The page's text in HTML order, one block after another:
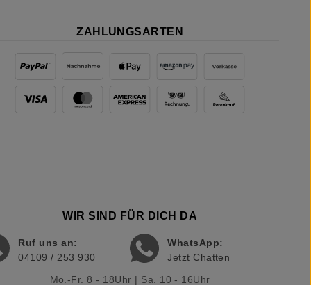
ZAHLUNGSARTEN
WIR SIND FÜR DICH DA
Ruf uns an:
04109 / 253 930
WhatsApp:
Jetzt Chatten
Mo.-Fr. 8 - 18Uhr | Sa. 10 - 16Uhr